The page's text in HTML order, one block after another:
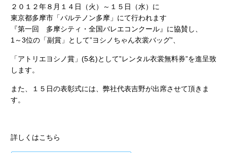
２０１２年８月１４日（火）～１５日（水）に
東京都多摩市「パルテノン多摩」にて行われます
『第一回 多摩シティ・全国バレエコンクール』に協賛し、
1～3位の「副賞」として”ヨシノちゃん衣裳バッグ”、
「アトリエヨシノ賞」(5名)として”レンタル衣裳無料券”を進呈致
します。
また、１５日の表彰式には、弊社代表吉野が出席させて頂きま
す。
詳しくはこちら